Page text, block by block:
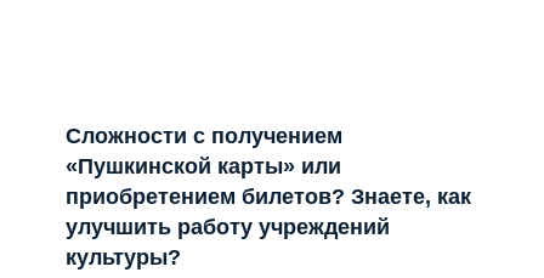
Сложности с получением
«Пушкинской карты» или
приобретением билетов? Знаете, как
улучшить работу учреждений
культуры?